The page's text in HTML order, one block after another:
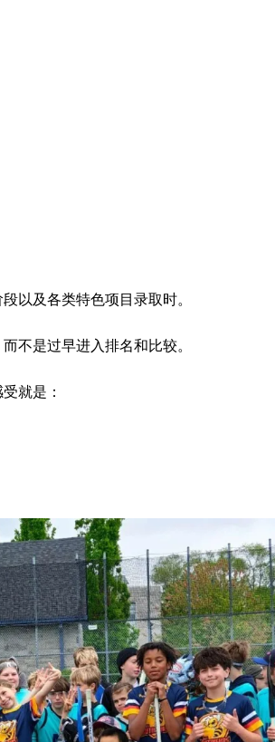
以及各类特色项目录取时。
不是过早进入排名和比较。
就是：